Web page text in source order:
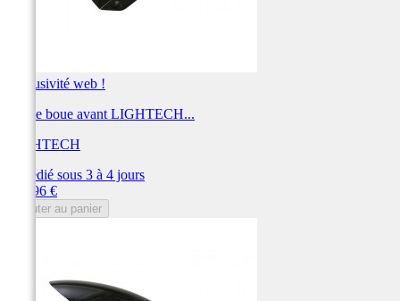
Exclusivité web !
Garde boue avant LIGHTECH...
LIGHTECH
Expédié sous 3 à 4 jours
228,96 €
Ajouter au panier